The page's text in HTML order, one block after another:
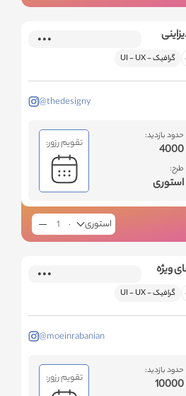
گرافیک - ‌UI - UX
@thedesigny
حدود بازدید:
4000
طرح:
استوری
تقویم رزور:
استوری
ویژه
گرافیک - ‌UI - UX
@moeinrabanian
حدود بازدید:
10000 تقویم رزور: